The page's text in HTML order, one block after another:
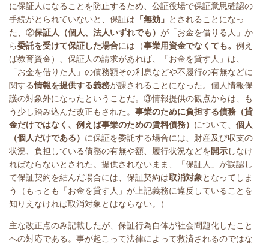
に保証人になることを防止するため、公証役場で保証意思確認の
手続がとられていないと、保証は 「無効」 とされることになっ
た、②保証人（個人、法人いずれでも） が「お金を借りる人」か
ら委託を受けて保証した場合には（事業用資金でなくても。 例え
ば教育資金）、保証人の請求があれば、「お金を貸す人」は、
「お金を借りた人」の債務額その利息などや不履行の有無などに
関する情報を提供する義務が課されることになった。個人情報保
護の対象外になったということだ。③情報提供の観点からは、も
う少し踏み込んだ改正もされた。 事業のために負担する債務（貸
金だけではなく、例えば事業のための賃料債務） について、 個人
（個人だけである） に保証を委託する場合には、財産及び収支の
状況、負担している債務の有無や額、履行状況などを開示しなけ
ればならないとされた。提供されないまま、「保証人」が誤認し
て保証契約を結んだ場合には、保証契約は取消対象となってしま
う（もっとも「お金を貸す人」が上記義務に違反していることを
知りえなければ取消対象とはならない。）
主な改正点のみ記載したが、保証行為自体が社会問題化したこと
への対応である。事が起こって法律によって救済されるのではな